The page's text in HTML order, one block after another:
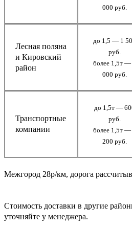
000 руб.
Лесная поляна
и Кировский
район
до 1,5 — 1
руб.
более 1,5т —
000 руб.
Транспортные
компании
до 1,5т —
руб.
более 1,5т —
200 руб.
Межгород 28р/км, дорога
Стоимость доставки в другие
уточняйте у менеджера.